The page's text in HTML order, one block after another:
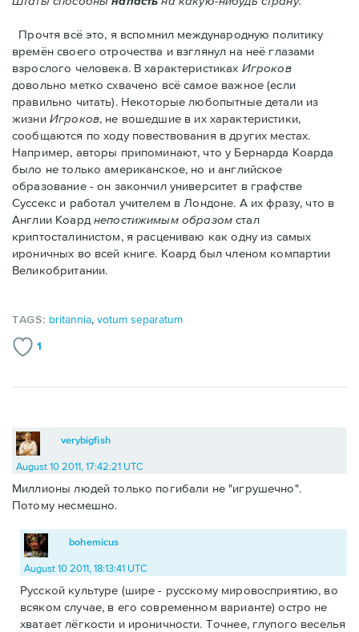
Прочтя всё это, я вспомнил международную политику
времён своего отрочества и взглянул на неё глазами
взрослого человека. В характеристиках Игроков
довольно метко схвачено всё самое важное (если
правильно читать). Некоторые любопытные детали из
жизни Игроков, не вошедшие в их характеристики,
сообщаются по ходу повествования в других местах.
Например, авторы припоминают, что у Бернарда Коарда
было не только американское, но и английское
образование - он закончил университет в графстве
Суссекс и работал учителем в Лондоне. А их фразу, что в
Англии Коард непостижимым образомстал
криптосталинистом, я расцениваю как одну из самых
ироничных во всей книге. Коард был членом компартии
Великобритании.
TAGS: britannia,votum separatum
1
verybigfish
August 10 2011, 17:42:21 UTC
Миллионы людей только погибали не "игрушечно".
Потому несмешно.
bohemicus
August 10 2011, 18:13:41 UTC
Русской культуре (шире - русскому мировосприятию, во
всяком случае, в его современном варианте) остро не
хватает лёгкости и ироничности. Точнее, глупого веселья